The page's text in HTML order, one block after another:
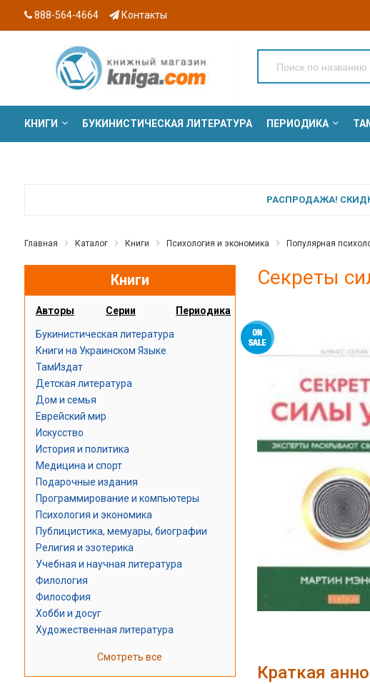
888-564-4664 Контакты
КНИГИ БУКИНИСТИЧЕСКАЯ ЛИТЕРАТУРА ПЕРИОДИКА
РАСПРОДАЖА!
Главная Каталог Книги Психология и экономика Популярная
Книги
Авторы Серии Периодика
Букинистическая литература
Книги на Украинском Языке
ТамИздат
Детская литература
Дом и семья
Еврейский мир
Искусство
История и политика
Медицина и спорт
Подарочные издания
Программирование и компьютеры
Психология и экономика
Публицистика, мемуары, биографии
Религия и эзотерика
Учебная и научная литература
Филология
Философия
Хобби и досуг
Художественная литература
Смотреть все
Секреты
Краткая